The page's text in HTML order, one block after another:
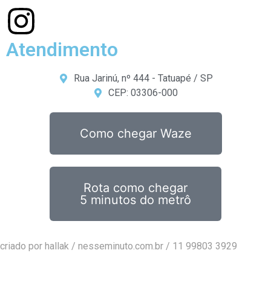
Atendimento
Rua Jarinú, nº 444 - Tatuapé / SP
CEP: 03306-000
Como chegar Waze
Rota como chegar
5 minutos do metrô
criado por hallak / nesseminuto.com.br / 11 99803 3929